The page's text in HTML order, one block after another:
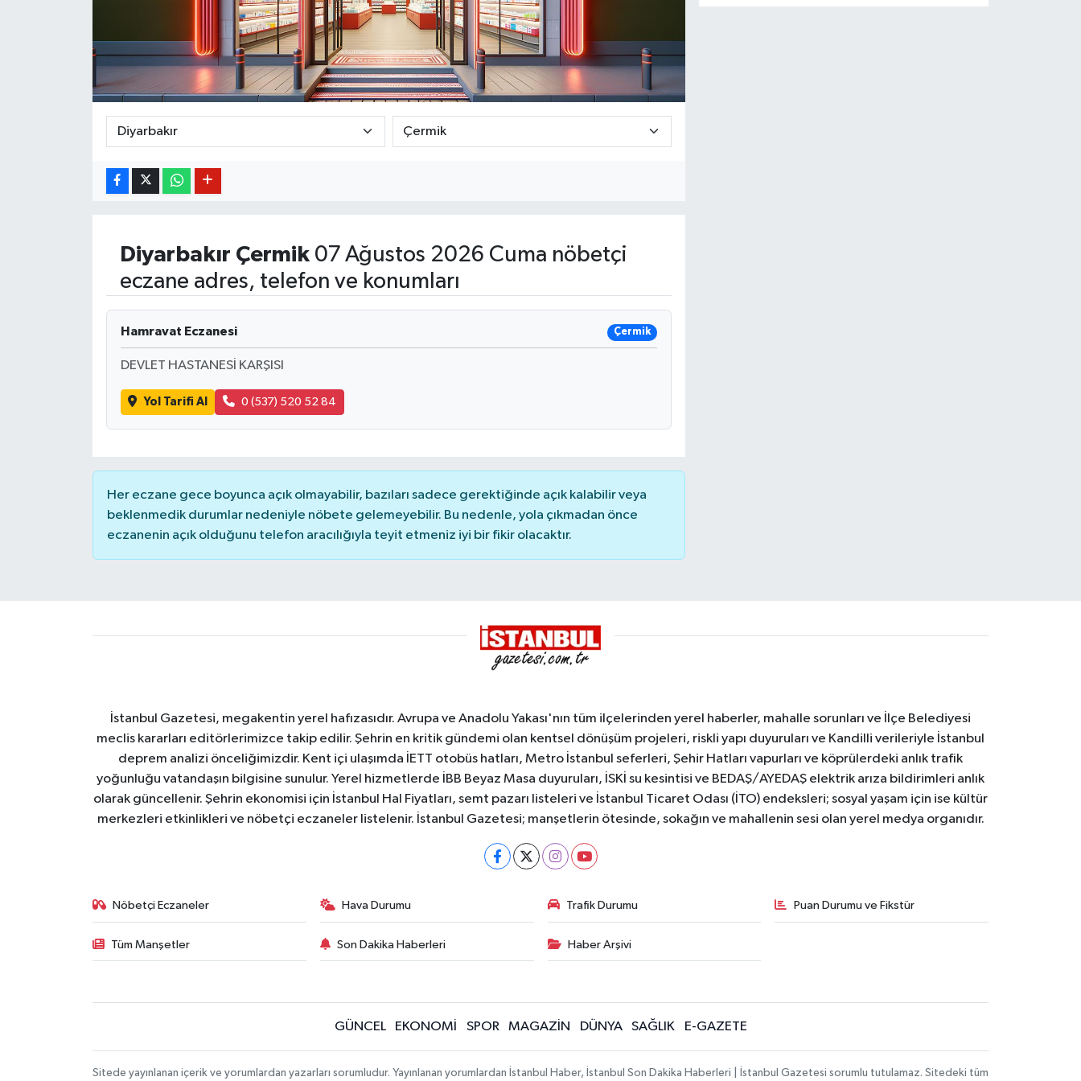
Diyarbakır Çermik07 Ağustos 2026 Cuma nöbetçi
eczane adres, telefon ve konumları
Hamravat Eczanesi Çermik
DEVLET HASTANESİ KARŞISI
Yol Tarifi Al 0 (537) 520 52 84
Her eczane gece boyunca açık olmayabilir, bazıları sadece gerektiğinde açık kalabilir veya
beklenmedik durumlar nedeniyle nöbete gelemeyebilir. Bu nedenle, yola çıkmadan önce
eczanenin açık olduğunu telefon aracılığıyla teyit etmeniz iyi bir fikir olacaktır.
İstanbul Gazetesi, megakentin yerel hafızasıdır. Avrupa ve Anadolu Yakası'nın tüm ilçelerinden yerel haberler, mahalle sorunları ve İlçe Belediyesi
meclis kararları editörlerimizce takip edilir. Şehrin en kritik gündemi olan kentsel dönüşüm projeleri, riskli yapı duyuruları ve Kandilli verileriyle İstanbul
deprem analizi önceliğimizdir. Kent içi ulaşımda İETT otobüs hatları, Metro İstanbul seferleri, Şehir Hatları vapurları ve köprülerdeki anlık trafik
yoğunluğu vatandaşın bilgisine sunulur. Yerel hizmetlerde İBB Beyaz Masa duyuruları, İSKİ su kesintisi ve BEDAŞ/AYEDAŞ elektrik arıza bildirimleri anlık
olarak güncellenir. Şehrin ekonomisi için İstanbul Hal Fiyatları, semt pazarı listeleri ve İstanbul Ticaret Odası (İTO) endeksleri; sosyal yaşam için ise kültür
merkezleri etkinlikleri ve nöbetçi eczaneler listelenir. İstanbul Gazetesi; manşetlerin ötesinde, sokağın ve mahallenin sesi olan yerel medya organıdır.
Nöbetçi Eczaneler Hava Durumu Trafik Durumu Puan Durumu ve Fikstür
Tüm Manşetler Son Dakika Haberleri Haber Arşivi
GÜNCEL EKONOMİ SPOR MAGAZİN DÜNYA SAĞLIK E-GAZETE
Sitede yayınlanan içerik ve yorumlardan yazarları sorumludur. Yayınlanan yorumlardan İstanbul Haber, İstanbul Son Dakika Haberleri | İstanbul Gazetesi sorumlu tutulamaz. Sitedeki tüm
OTOMOBİL